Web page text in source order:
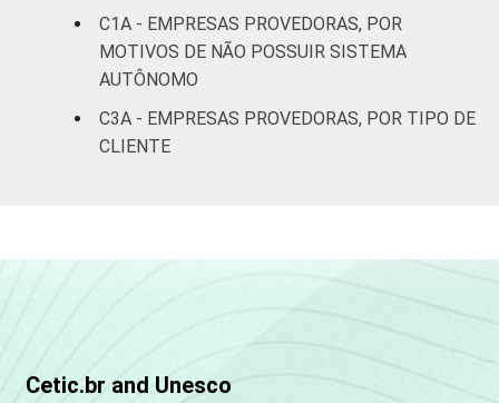
acessos
5.001 a
45.000
1 0 0
Pesquisa sobre o setor de provimento de
C1A - EMPRESAS PROVEDORAS, POR
MOTIVOS DE NÃO POSSUIR SISTEMA
AUTÔNOMO
C3A - EMPRESAS PROVEDORAS, POR TIPO DE
CLIENTE
Cetic.br and Unesco